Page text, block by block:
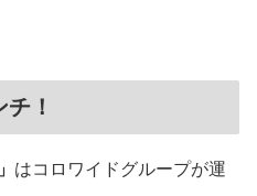
！
はコロワイドグループが運